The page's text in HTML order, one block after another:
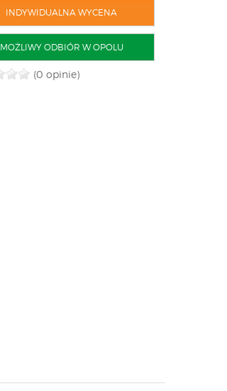
INDYWIDUALNA WYCENA
MOŻLIWY ODBIÓR W OPOLU
(0 opinie)